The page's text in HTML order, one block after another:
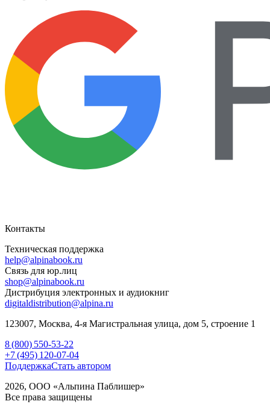
Контакты
Техническая поддержка
help@alpinabook.ru
Связь для юр.лиц
shop@alpinabook.ru
Дистрибуция электронных и аудиокниг
digitaldistribution@alpina.ru
123007, Москва, 4-я Магистральная улица, дом 5, строение 1
8 (800) 550-53-22
+7 (495) 120-07-04
ПоддержкаСтать автором
2026, ООО «Альпина Паблишер»
Все права защищены